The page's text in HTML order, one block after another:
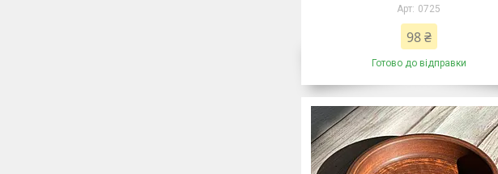
0725
98 ₴
Готово до відправки